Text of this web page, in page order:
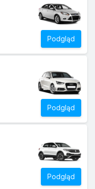
Podgląd
Podgląd
Podgląd